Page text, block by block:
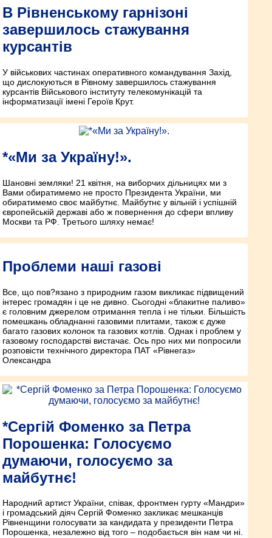
В Рівненському гарнізоні
завершилось стажування
курсантів
У військових частинах оперативного командування Захід,
що дислокуються в Рівному завершилось стажування
курсантів Військового інституту телекомунікацій та
інформатизації імені Героїв Крут.
*«Ми за Україну!».
Шановні земляки! 21 квітня, на виборчих дільницях ми з
Вами обиратимемо не просто Президента України, ми
обиратимемо своє майбутнє. Майбутнє у вільній і успішній
європейській державі або ж повернення до сфери впливу
Москви та РФ. Третього шляху немає!
Проблеми наші газові
Все, що пов?язано з природним газом викликає підвищений
інтерес громадян і це не дивно. Сьогодні «блакитне паливо»
є головним джерелом отримання тепла і не тільки. Більшість
помешкань обладнанні газовими плитами, також є дуже
багато газових колонок та газових котлів. Однак і проблем у
газовому господарстві вистачає. Ось про них ми попросили
розповісти технічного директора ПАТ «Рівнегаз»
Олександра
*Сергій Фоменко за Петра
Порошенка: Голосуємо
думаючи, голосуємо за
майбутнє!
Народний артист України, співак, фронтмен гурту «Мандри»
і громадський діяч Сергій Фоменко закликає мешканців
Рівненщини голосувати за кандидата у президенти Петра
Порошенка, незалежно від того – подобається він нам чи ні.